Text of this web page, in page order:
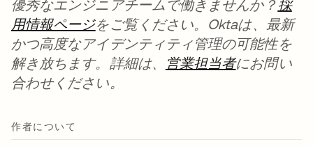
優秀なエンジニアチームで働きませんか？採
用情報ページ新しいタブで開く
をご覧ください。Oktaは、最新
かつ高度なアイデンティティ管理の可能性を
解き放ちます。詳細は、
営業担当者新しいタブ
にお問い
合わせください。
作者について